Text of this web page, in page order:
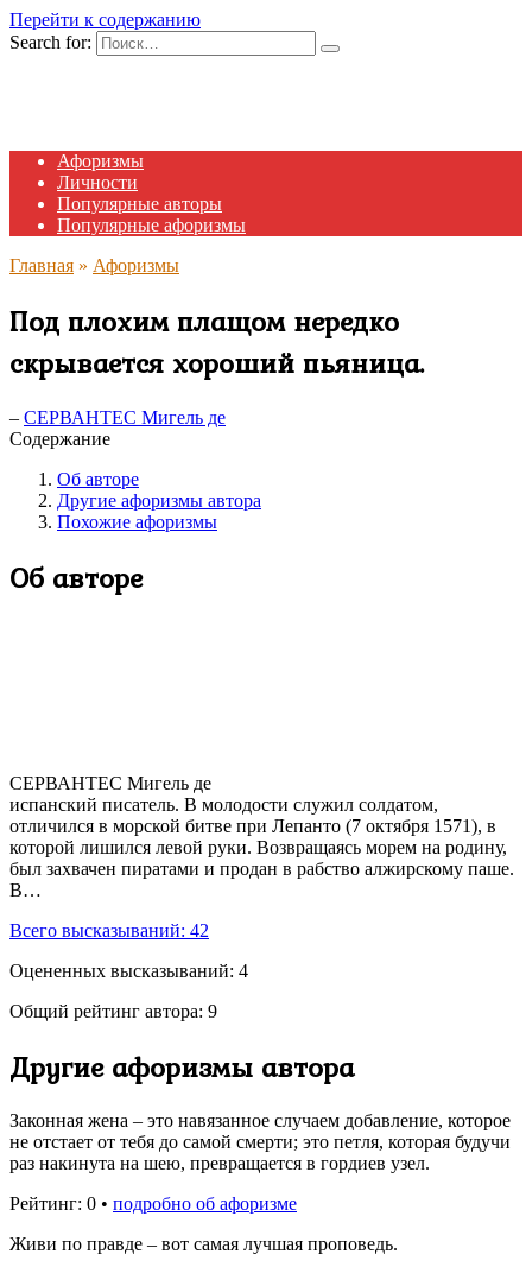
Перейти к содержанию
Search for:
Афоризмы
Личности
Популярные авторы
Популярные афоризмы
Главная » Афоризмы
Под плохим плащом нередко
скрывается хороший пьяница.
– СЕРВАНТЕС Мигель де
Содержание
Об авторе
Другие афоризмы автора
Похожие афоризмы
Об авторе
СЕРВАНТЕС Мигель де
испанский писатель. В молодости служил солдатом,
отличился в морской битве при Лепанто (7 октября 1571), в
которой лишился левой руки. Возвращаясь морем на родину,
был захвачен пиратами и продан в рабство алжирскому паше.
В…
Всего высказываний: 42
Оцененных высказываний: 4
Общий рейтинг автора: 9
Другие афоризмы автора
Законная жена – это навязанное случаем добавление, которое
не отстает от тебя до самой смерти; это петля, которая будучи
раз накинута на шею, превращается в гордиев узел.
Рейтинг: 0 • подробно об афоризме
Живи по правде – вот самая лучшая проповедь.